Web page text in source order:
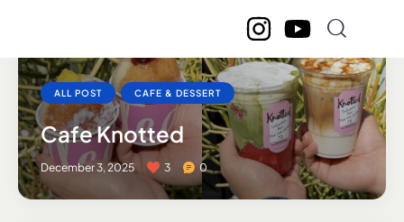
ALL POST CAFE & DESSERT
Cafe Knotted
December 3, 2025 3 0